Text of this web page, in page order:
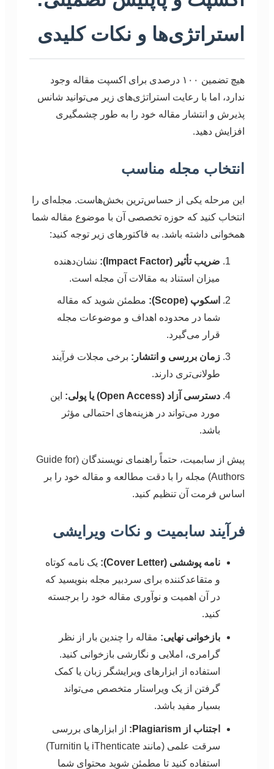
استراتژی‌ها و نکات کلیدی
هیچ تضمین ۱۰۰ درصدی برای اکسپت مقاله وجود
ندارد، اما با رعایت استراتژی‌های زیر می‌توانید شانس
پذیرش و انتشار مقاله خود را به طور چشمگیری
افزایش دهید.
انتخاب مجله مناسب
این مرحله یکی از حساس‌ترین بخش‌هاست. مجله‌ای را
انتخاب کنید که حوزه تخصصی آن با موضوع مقاله شما
همخوانی داشته باشد. به فاکتورهای زیر توجه کنید:
ضریب تأثیر (Impact Factor):
نشان‌دهنده
میزان استناد به مقالات آن مجله است.
اسکوپ (Scope):
مطمئن شوید که مقاله
شما در محدوده اهداف و موضوعات مجله
قرار می‌گیرد.
زمان بررسی و انتشار: برخی مجلات فرآیند
طولانی‌تری دارند.
دسترسی آزاد (Open Access) یا پولی:
این
مورد می‌تواند در هزینه‌های احتمالی مؤثر
باشد.
پیش از سابمیت، حتماً راهنمای نویسندگان (Guide for
Authors) مجله را با دقت مطالعه و مقاله خود را بر
اساس فرمت آن تنظیم کنید.
فرآیند سابمیت و نکات ویرایشی
نامه پوششی (Cover Letter):
یک نامه کوتاه
و متقاعدکننده برای سردبیر مجله بنویسید که
در آن اهمیت و نوآوری مقاله خود را برجسته
کنید.
بازخوانی نهایی: مقاله را چندین بار از نظر
گرامری، املایی و نگارشی بازخوانی کنید.
استفاده از ابزارهای ویرایشگر زبان یا کمک
گرفتن از یک ویراستار متخصص می‌تواند
بسیار مفید باشد.
اجتناب از Plagiarism:
از ابزارهای بررسی
سرقت علمی (مانند iThenticate یا Turnitin)
استفاده کنید تا مطمئن شوید محتوای شما